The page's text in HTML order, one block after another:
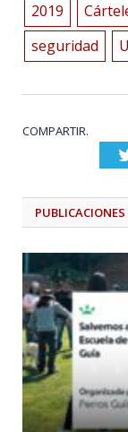
2019
seguridad
COMPARTIR.
PUBLICACIONES